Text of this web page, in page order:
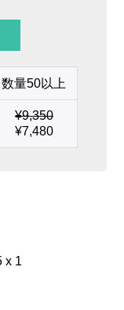
数量50以上
¥9,350
¥7,480
x 1